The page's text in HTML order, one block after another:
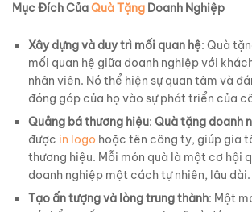
Mục Đích CủaQuà Tặng Doanh Nghiệp
Xây dựng và duy trì mối quan hệ: Quà
mối quan hệ giữa doanh nghiệp với
nhân viên. Nó thể hiện sự quan tâm và
đóng góp của họ vào sự phát triển của
Quảng bá thương hiệu: Quà tặng doanh
được in logo hoặc tên công ty, giúp gia
thương hiệu. Mỗi món quà là một cơ hội
doanh nghiệp một cách tự nhiên, lâu dài.
Tạo ấn tượng và lòng trung thành: Một